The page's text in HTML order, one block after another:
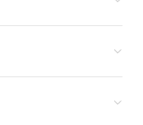
duas funções:
e
palavras(referencial).